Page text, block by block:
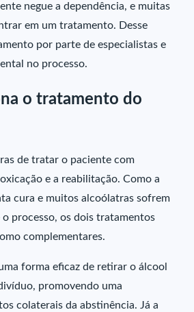
negue a dependência, e muitas
em um tratamento. Desse
por parte de especialistas e
no processo.
o tratamento do
de tratar o paciente com
e a reabilitação. Como a
cura e muitos alcoólatras sofrem
processo, os dois tratamentos
complementares.
forma eficaz de retirar o álcool
promovendo uma
colaterais da abstinência. Já a